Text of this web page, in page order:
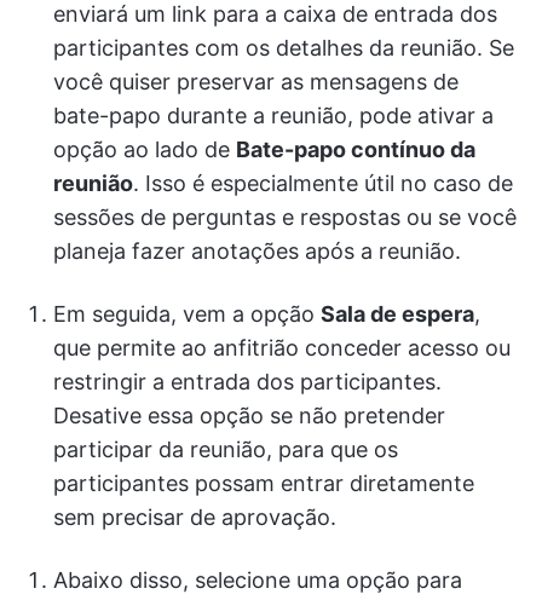
enviará um link para a caixa de entrada dos
participantes com os detalhes da reunião. Se
você quiser preservar as mensagens de
bate-papo durante a reunião, pode ativar a
opção ao lado de Bate-papo contínuo da
reunião. Isso é especialmente útil no caso de
sessões de perguntas e respostas ou se você
planeja fazer anotações após a reunião.
Em seguida, vem a opção Sala de espera,
que permite ao anfitrião conceder acesso ou
restringir a entrada dos participantes.
Desative essa opção se não pretender
participar da reunião, para que os
participantes possam entrar diretamente
sem precisar de aprovação.
Abaixo disso, selecione uma opção para